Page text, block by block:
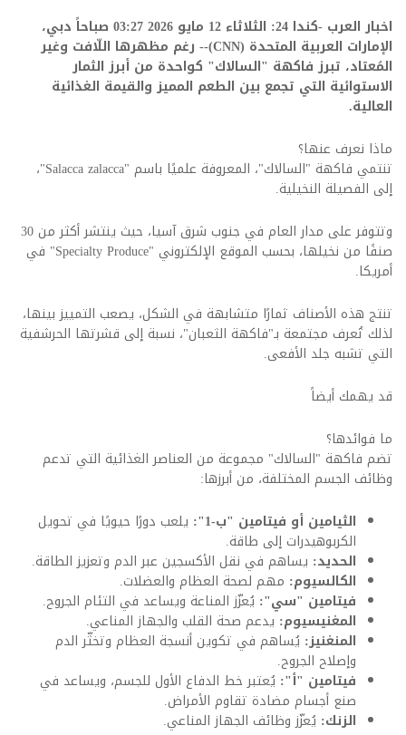
اخبار العرب -كندا 24: الثلاثاء 12 مايو 2026 03:27 صباحاً دبي،
الإمارات العربية المتحدة (CNN)-- رغم مظهرها اللّافت وغير
المُعتاد، تبرز فاكهة "السالاك" كواحدة من أبرز الثمار
الاستوائية التي تجمع بين الطعم المميز والقيمة الغذائية
العالية.
ماذا نعرف عنها؟
تنتمي فاكهة "السالاك"، المعروفة علميًا باسم "Salacca zalacca"
،
إلى الفصيلة النخيلية.
وتتوفر على مدار العام في جنوب شرق آسيا، حيث ينتشر أكثر من 30
صنفًا من نخيلها، بحسب الموقع الإلكتروني "
Specialty Produce" في
أمريكا.
تنتج هذه الأصناف ثمارًا متشابهة في الشكل، يصعب التمييز بينها،
لذلك تُعرف مجتمعة بـ"فاكهة الثعبان"، نسبة إلى قشرتها الحرشفية
التي تشبه جلد الأفعى.
قد يهمك أيضاً
ما فوائدها؟
تضم فاكهة "السالاك" مجموعة من العناصر الغذائية التي تدعم
وظائف الجسم المختلفة، من أبرزها:
الثيامين أو فيتامين "ب-1":
يلعب دورًا حيويًا في تحويل
الكربوهيدرات إلى طاقة.
الحديد: يساهم في نقل الأكسجين عبر الدم وتعزيز الطاقة.
الكالسيوم: مهم لصحة العظام والعضلات.
فيتامين "سي": يُعزّز المناعة ويساعد في التئام الجروح.
المغنيسيوم: يدعم صحة القلب والجهاز المناعي.
المنغنيز: يُساهم في تكوين أنسجة العظام وتخثّر الدم
وإصلاح الجروح.
فيتامين "أ": يُعتبر خط الدفاع الأول للجسم، ويساعد في
صنع أجسام مضادة تقاوم الأمراض.
الزنك: يُعزّز وظائف الجهاز المناعي.